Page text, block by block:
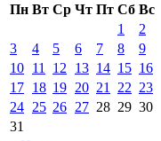
Пн Вт Ср Чт Пт Сб Вс
1
2
3
4 5 6 7 8
9
10 11 12 13 14 15 16
17 18 19 20 21 22 23
24 25 26 27 28 29 30
31